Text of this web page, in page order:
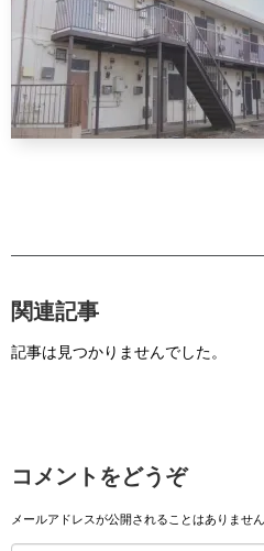
関連記事
記事は見つかりませんでした。
コメントをどうぞ
メールアドレスが公開されることはありません